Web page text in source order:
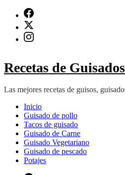
contenido
(presiona
Recetas de Guisados
Las mejores recetas de guisos,
Inicio
Guisado de pollo
Tacos de guisado
Guisado de Carne
Guisado Vegetariano
Guisado de pescado
Potajes